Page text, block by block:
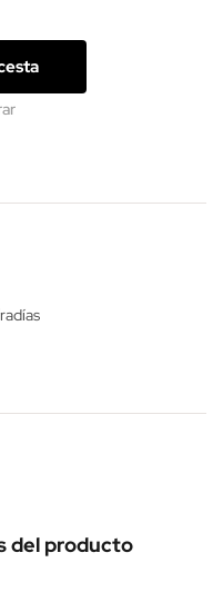
del producto